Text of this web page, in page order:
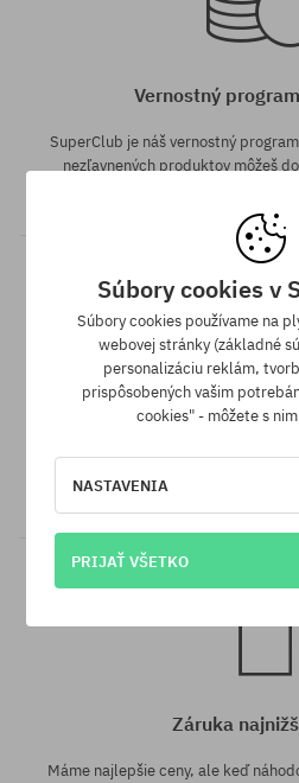
univerzálna veľkosť
Vernostný
SuperClub je náš vernostný
nezľavnených produktov môžeš
Doprava zadarmo
bez rozdielu na vybraný
Záruka
Máme najlepšie ceny, ale keď
Súbory cookies v
Súbory cookies používame na
webovej stránky (základné
personalizáciu reklám,
prispôsobených vašim
cookies" - môžete s
NASTAVENIA
PRIJAŤ VŠETKO